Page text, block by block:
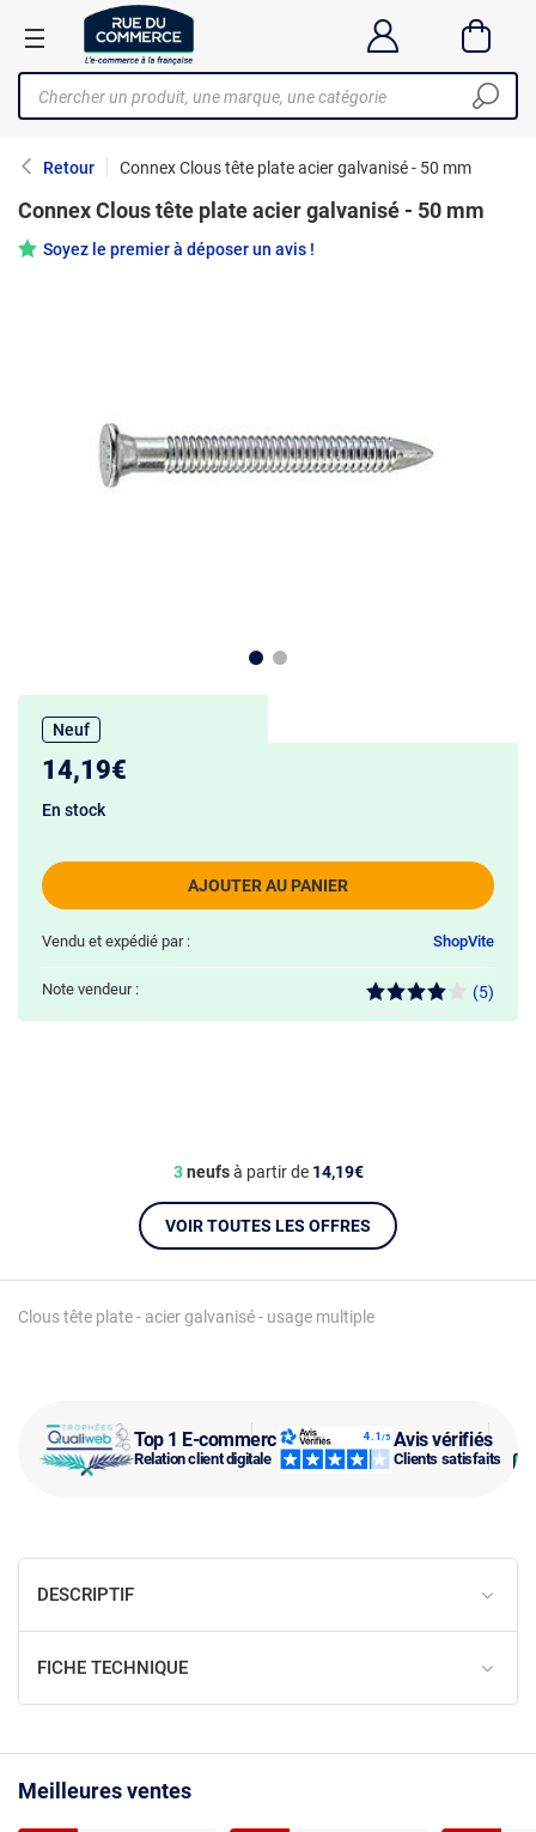
Retour Connex Clous tête plate acier galvanisé - 50 mm
Top 1 E-commerce
Relation client digitale
Avis vérifiés
Clients satisfaits
Connex Clous tête plate acier galvanisé - 50 mm
Soyez le premier à déposer un avis !
Clous tête plate - acier galvanisé - usage multiple
Neuf
14,19€
AJOUTER AU PANIER
En stock
Vendu et expédié par : ShopVite
Note vendeur : (5)
3neufsà partir de 14,19€
VOIR TOUTES LES OFFRES
DESCRIPTIF
FICHE TECHNIQUE
Meilleures ventes